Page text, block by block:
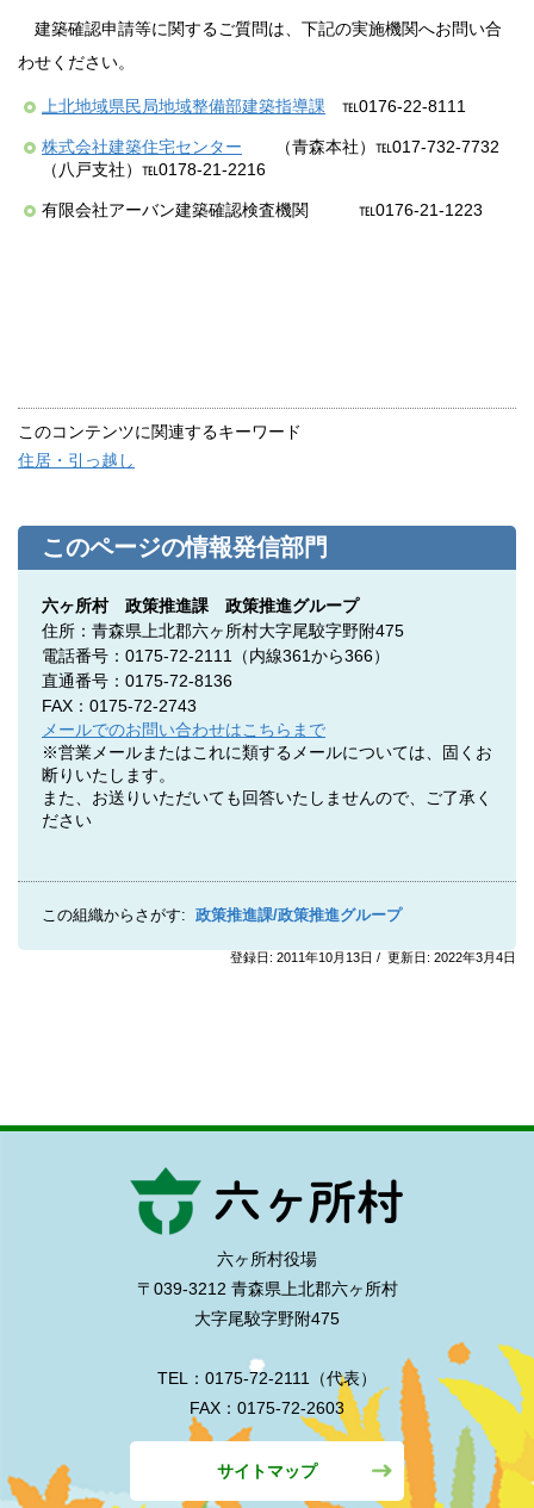
建築確認申請等に関するご質問は、下記の実施機関へお問い合
わせください。
上北地域県民局地域整備部建築指導課 ℡0176-22-8111
株式会社建築住宅センター （青森本社）℡017-732-7732
（八戸支社）℡0178-21-2216
有限会社アーバン建築確認検査機関 ℡0176-21-1223
このコンテンツに関連するキーワード
住居・引っ越し
このページの情報発信部門
六ヶ所村 政策推進課 政策推進グループ
住所：青森県上北郡六ヶ所村大字尾駮字野附475
電話番号：0175-72-2111
（内線361から366）
直通番号：0175-72-8136
FAX：0175-72-2743
メールでのお問い合わせはこちらまで
※営業メールまたはこれに類するメールについては、固くお
断りいたします。
また、お送りいただいても回答いたしませんので、ご了承く
ださい
この組織からさがす: 政策推進課/政策推進グループ
登録日: 2011年10月13日 / 更新日: 2022年3月4日
六ヶ所村役場
〒039-3212 青森県上北郡六ヶ所村
大字尾駮字野附475
TEL：0175-72-2111（代表）
FAX：0175-72-2603
サイトマップ